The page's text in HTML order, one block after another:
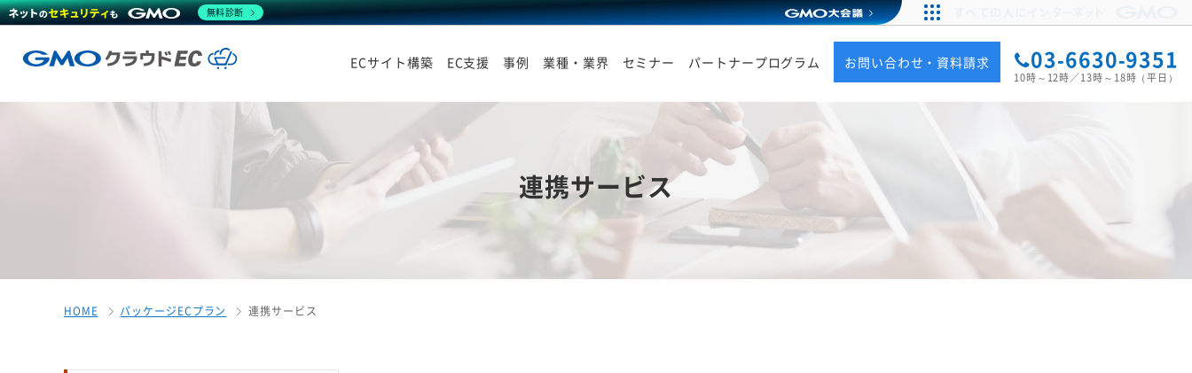
ECサイト構築 EC支援 事例 業種・業界 セミナー パートナープログラム お問い合わせ・資料請求 03-6630-9351
10時～12時／13時～18時（平日）
連携サービス
HOME パッケージECプラン 連携サービス
無料診断